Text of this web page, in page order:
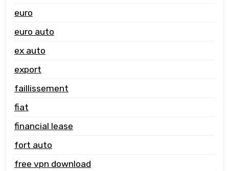
euro
euro auto
ex auto
export
faillissement
fiat
financial lease
fort auto
free vpn download